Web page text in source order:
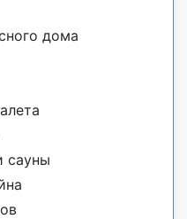
дома
сауны